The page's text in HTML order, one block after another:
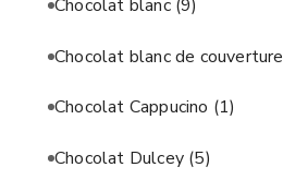
Chocolat blanc (9)
Chocolat blanc de couverture
Chocolat Cappucino (1)
Chocolat Dulcey (5)